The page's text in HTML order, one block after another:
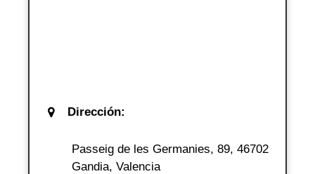
Dirección:
Passeig de les Germanies, 89, 46702
Gandia, Valencia